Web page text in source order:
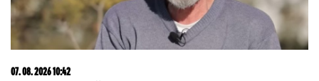
07. 08. 2026 10:42